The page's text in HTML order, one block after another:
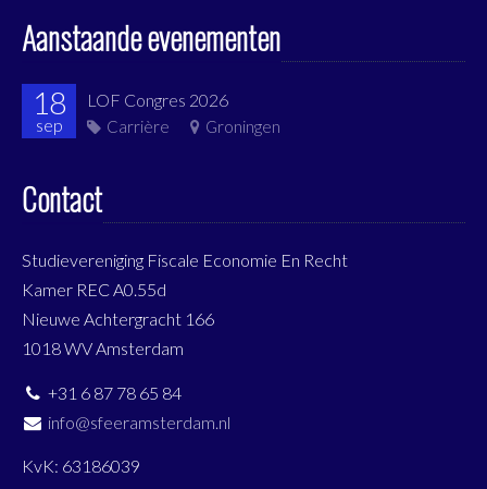
Aanstaande evenementen
18
sep
LOF Congres 2026
Carrière Groningen
Contact
Studievereniging Fiscale Economie En Recht
Kamer REC A0.55d
Nieuwe Achtergracht 166
1018 WV Amsterdam
+31 6 87 78 65 84
info@sfeeramsterdam.nl
KvK: 63186039